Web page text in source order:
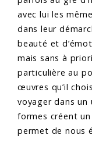
avec lui les
dans leur
beauté et
mais sans à
particulière au
œuvres qu’il
voyager dans
formes créent
permet de nous